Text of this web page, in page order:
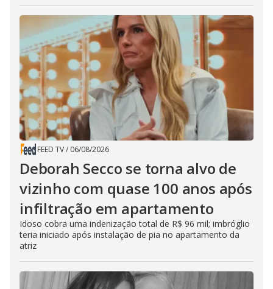
FEED TV/ 06/08/2026
Deborah Secco se torna alvo de
vizinho com quase 100 anos após
infiltração em apartamento
Idoso cobra uma indenização total de R$ 96 mil; imbróglio
teria iniciado após instalação de pia no apartamento da
atriz